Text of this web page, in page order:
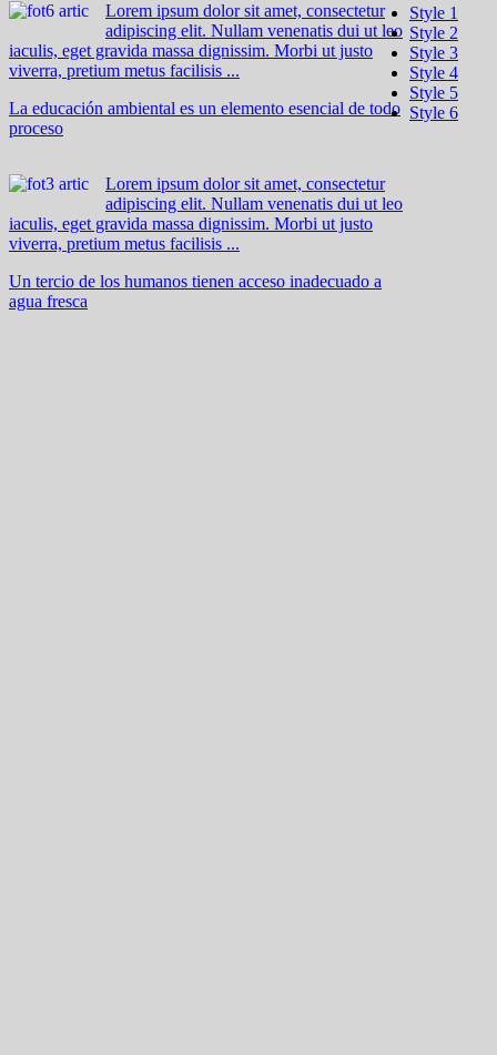
Lorem ipsum dolor sit amet, consectetur
adipiscing elit. Nullam venenatis dui ut leo
iaculis, eget gravida massa dignissim. Morbi ut justo
viverra, pretium metus facilisis ...
La educación ambiental es un elemento esencial de todo
proceso
Lorem ipsum dolor sit amet, consectetur
adipiscing elit. Nullam venenatis dui ut leo
iaculis, eget gravida massa dignissim. Morbi ut justo
viverra, pretium metus facilisis ...
Un tercio de los humanos tienen acceso inadecuado a
agua fresca
Style 1
Style 2
Style 3
Style 4
Style 5
Style 6